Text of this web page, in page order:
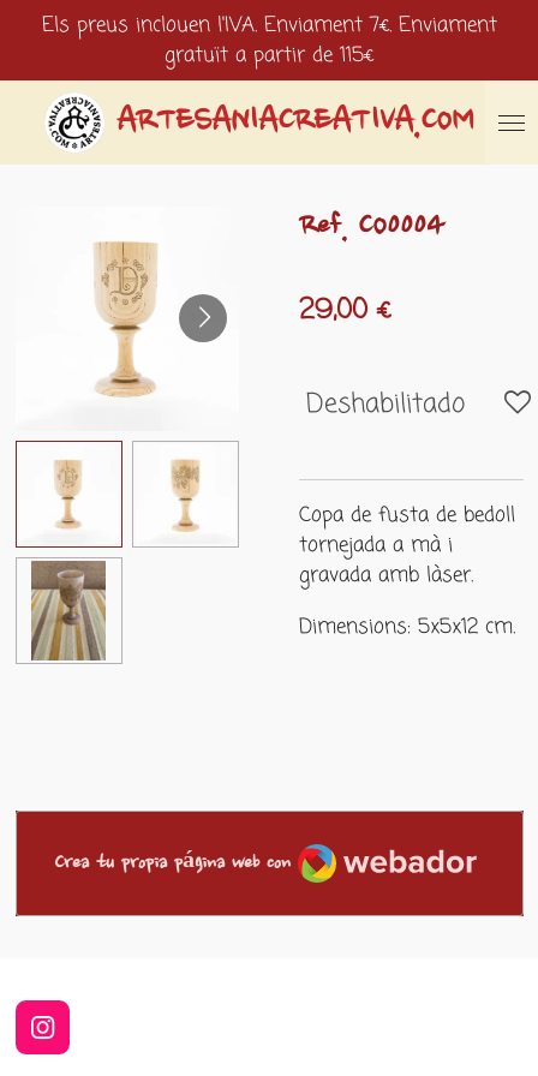
contenido
principal
ARTESANIACREATIVA.COM
Els preus inclouen l'IVA. Enviament 7€. Enviament
gratuït a partir de 115€
Ref. CO0004
29,00 €
Deshabilitado
Copa de fusta de bedoll
tornejada a mà i
gravada amb làser.
Dimensions: 5x5x12 cm.
Crea tu propia página web con
Webador
I
n